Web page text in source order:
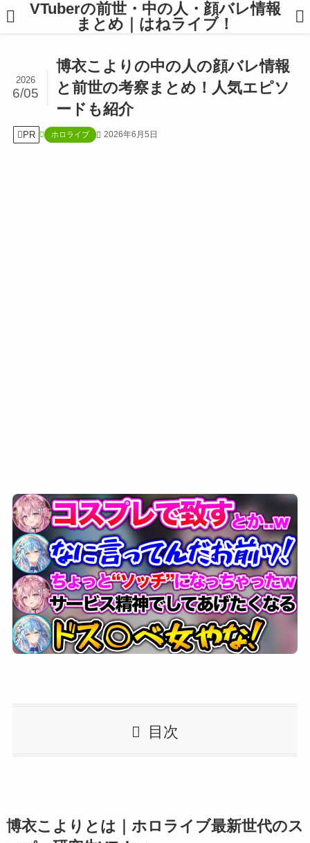
VTuberの前世・中の人・顔バレ情報
まとめ｜はねライブ！
博衣こよりの中の人の顔バレ情報
と前世の考察まとめ！人気エピソ
ードも紹介
2026
6/05
PR ホロライブ 2026年6月5日
目次
博衣こよりとは｜ホロライブ最新世代のス